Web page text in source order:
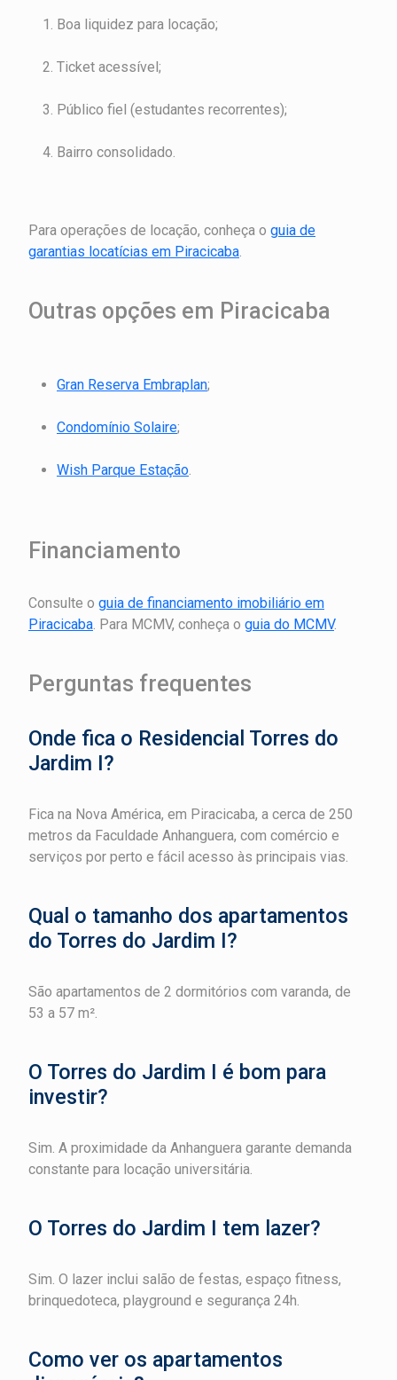
Boa liquidez para locação;
Ticket acessível;
Público fiel (estudantes recorrentes);
Bairro consolidado.
Para operações de locação, conheça o guia de
garantias locatícias em Piracicaba.
Outras opções em Piracicaba
Gran Reserva Embraplan;
Condomínio Solaire;
Wish Parque Estação.
Financiamento
Consulte o guia de financiamento imobiliário em
Piracicaba. Para MCMV, conheça o guia do MCMV.
Perguntas frequentes
Onde fica o Residencial Torres do
Jardim I?
Fica na Nova América, em Piracicaba, a cerca de 250
metros da Faculdade Anhanguera, com comércio e
serviços por perto e fácil acesso às principais vias.
Qual o tamanho dos apartamentos
do Torres do Jardim I?
São apartamentos de 2 dormitórios com varanda, de
53 a 57 m².
O Torres do Jardim I é bom para
investir?
Sim. A proximidade da Anhanguera garante demanda
constante para locação universitária.
O Torres do Jardim I tem lazer?
Sim. O lazer inclui salão de festas, espaço fitness,
brinquedoteca, playground e segurança 24h.
Como ver os apartamentos